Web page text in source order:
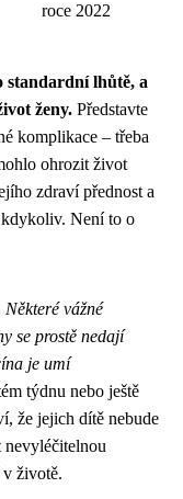
roce 2022
standardní lhůtě, a
ženy. Představte
komplikace – třeba
ohrozit život
zdraví přednost a
Není to o
Některé vážné
se prostě nedají
je umí
týdnu nebo ještě
že jejich dítě nebude
nevyléčitelnou
životě.